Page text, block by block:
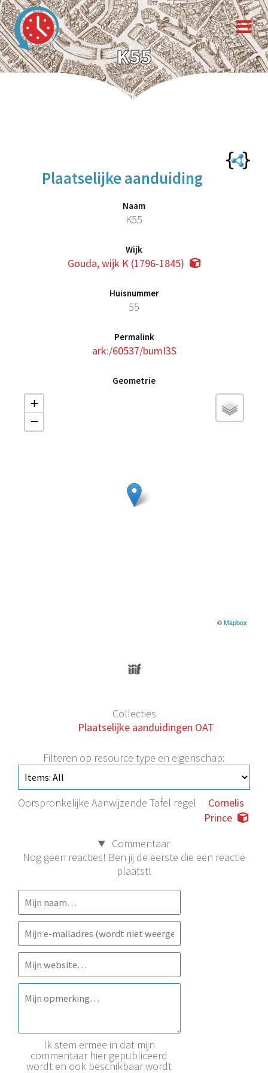
K55
Plaatselijke aanduiding
Naam
K55
Wijk
Gouda, wijk K (1796-1845)
Huisnummer
55
Permalink
ark:/60537/bumI3S
Geometrie
+
−
©Mapbox
Collecties
Plaatselijke aanduidingen OAT
Filteren op resource type en eigenschap:
Oorspronkelijke Aanwijzende Tafel regel
Cornelis
Prince
Commentaar
Nog geen reacties! Ben jij de eerste die een reactie
plaatst!
Ik stem ermee in dat mijn
commentaar hier gepubliceerd
wordt en ook beschikbaar wordt